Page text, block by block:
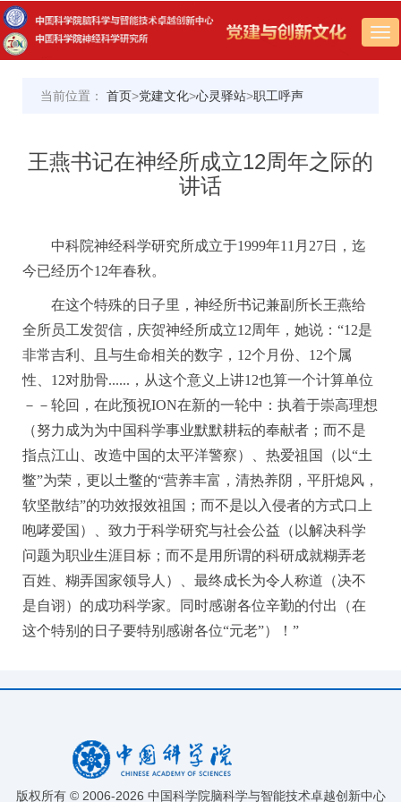
当前位置： 首页>党建文化>心灵驿站>职工呼声
王燕书记在神经所成立12周年之际的
讲话
中科院神经科学研究所成立于1999年11月27日，迄
今已经历个12年春秋。
在这个特殊的日子里，神经所书记兼副所长王燕给
全所员工发贺信，庆贺神经所成立12周年，她说：“12是
非常吉利、且与生命相关的数字，12个月份、12个属
性、12对肋骨......，从这个意义上讲12也算一个计算单位
－－轮回，在此预祝ION在新的一轮中：执着于崇高理想
（努力成为为中国科学事业默默耕耘的奉献者；而不是
指点江山、改造中国的太平洋警察）、热爱祖国（以“土
鳖”为荣，更以土鳖的“营养丰富，清热养阴，平肝熄风，
软坚散结”的功效报效祖国；而不是以入侵者的方式口上
咆哮爱国）、致力于科学研究与社会公益（以解决科学
问题为职业生涯目标；而不是用所谓的科研成就糊弄老
百姓、糊弄国家领导人）、最终成长为令人称道（决不
是自诩）的成功科学家。同时感谢各位辛勤的付出（在
这个特别的日子要特别感谢各位“元老”）！”
版权所有 © 2006-2026 中国科学院脑科学与智能技术卓越创新中心